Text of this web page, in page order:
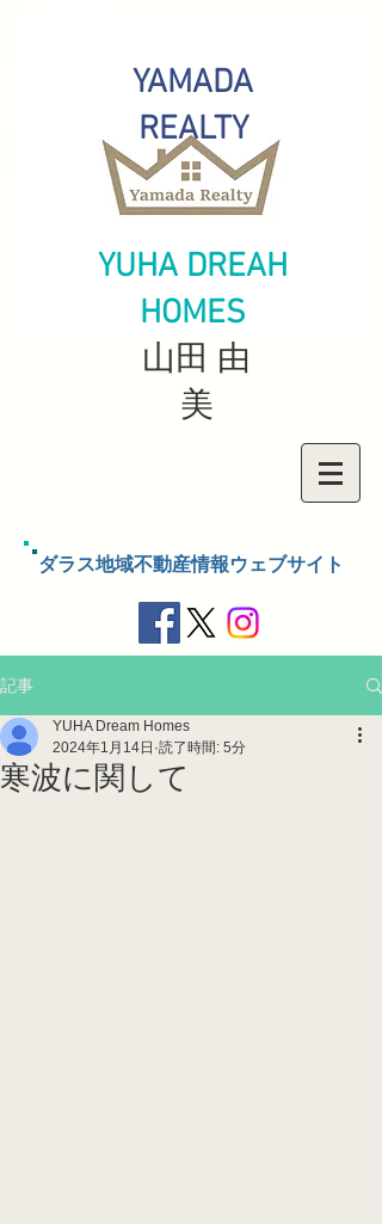
YAMADA
REALTY
YUHA DREAH
HOMES
山田 由
美
ダラス地域不動産情報ウェブサイト
記事
寒波に関して
YUHA Dream Homes
2024年1月14日 読了時間: 5分